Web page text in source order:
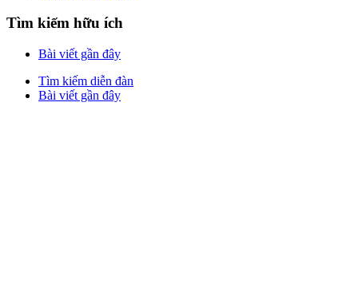
Tìm kiếm hữu ích
Bài viết gần đây
Tìm kiếm diễn đàn
Bài viết gần đây